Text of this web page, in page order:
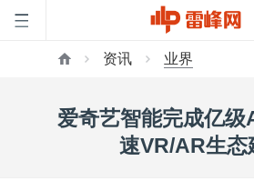
资讯 业界
爱奇艺智能完成亿级
速VR/AR生态